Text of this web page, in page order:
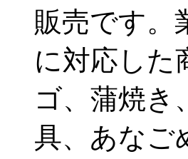
販売です。
に対応した
ゴ、蒲焼き
具、あなご